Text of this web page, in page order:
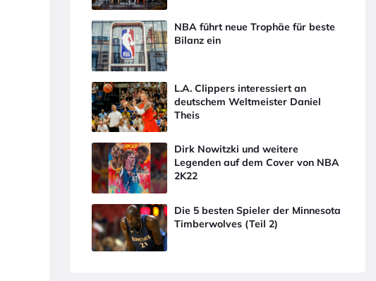
NBA führt neue Trophäe für beste
Bilanz ein
L.A. Clippers interessiert an
deutschem Weltmeister Daniel
Theis
Dirk Nowitzki und weitere
Legenden auf dem Cover von NBA
2K22
Die 5 besten Spieler der Minnesota
Timberwolves (Teil 2)